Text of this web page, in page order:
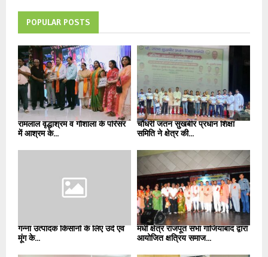
POPULAR POSTS
रामलाल वृद्धाश्रम व गौशाला के परिसर
में आश्रम के...
चौधरी जतन सुखबीर प्रधान शिक्षा
समिति ने क्षेत्र की...
गन्ना उत्पादक किसानों के लिए उर्द एवं
मूंग के...
मधी क्षेत्र राजपूत सभा गाजियाबाद द्वारा
आयोजित क्षत्रिय समाज...